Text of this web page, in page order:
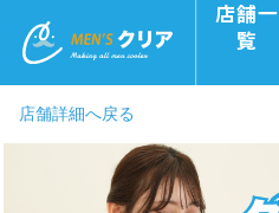
店舗一
覧
店舗詳細へ戻る